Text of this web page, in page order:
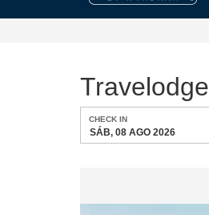
CHECK IN
SÁB, 08 AGO 2026